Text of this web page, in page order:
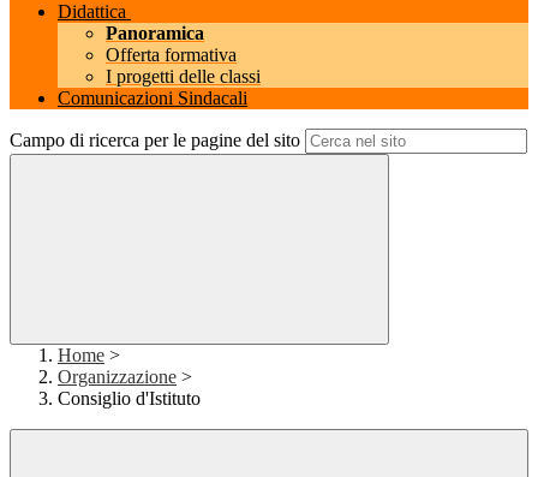
Didattica
Panoramica
Offerta formativa
I progetti delle classi
Comunicazioni Sindacali
Campo di ricerca per le pagine del sito
Home >
Organizzazione >
Consiglio d'Istituto